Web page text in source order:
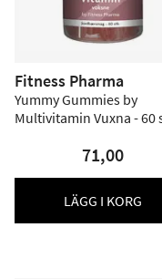
Fitness Pharma
Yummy Gummies by
Multivitamin Vuxna - 60
71,00
LÄGG I KORG